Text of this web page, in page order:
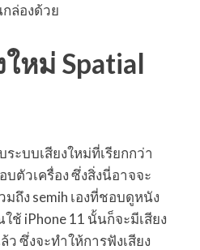
ล่องด้วย
หม่ Spatial
ะบบเสียงใหม่ที่เรียกกว่า
บตัวเครื่อง ซึ่งสิ่งนี่อาจจะ
ถึง semih เองที่ชอบดูหนัง
ช้ iPhone 11 นั้นก็จะมีเสียง
ซึ่งจะทำให้การฟังเสียง